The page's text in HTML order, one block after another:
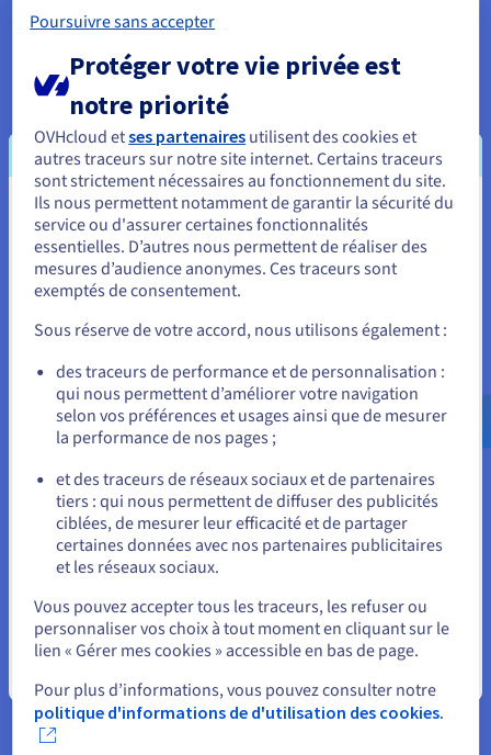
L’architecture présentée ci-dessus a été conçue
permettre une montée en charge efficace. Le choix
de Kubernetes s’est donc imposé naturellement.
En amont, un système de répartition DNS oriente
chaque requête vers l’infrastructure
géographiquement la plus proche. Par exemple,
une requête émise depuis l’Amérique du Nord sera
dirigée vers un cluster localisé à Beauharnois
(Canada), tandis qu’une requête en provenance
d’Europe sera traitée par un cluster localisé dans
cette région. Des règles de pondération
de répartir la charge entre les différents clusters.
L’infrastructure étant stateless, desbases de
données managéesviennent compléter les bases
hébergées sur serveurs physiques, administrées
par les équipes internes.
L’architectureKubernetes, de son côté, permet
une évolutivité horizontale automatique
(Horizontal Auto-scaling). Il est ainsi possible
d’ajouter dynamiquement des nœuds au sein des
clusters, selon les limites définies par la
configuration des
Enfin, des mécanismes de mise en cache intégrés
Vous semblez être localisé en États-
Unis.
Pour commander, rendez-vous sur le site de votre pays (États-
Allez sur le site États-Unis
us.ovhcloud.com/
Anglais USD - $
ou
Rester sur le site actuel
Sélectionner un autre site web
Poursuivre sans accepter
Protéger votre vie privée est
notre priorité
OVHcloud etses partenaires utilisent des cookies et
autres traceurs sur notre site internet. Certains traceurs
sont strictement nécessaires au fonctionnement du site.
Ils nous permettent notamment de garantir la sécurité du
service ou d'assurer certaines fonctionnalités
essentielles. D’autres nous permettent de réaliser des
mesures d’audience anonymes. Ces traceurs sont
exemptés de consentement.
Sous réserve de votre accord, nous utilisons également :
des traceurs de performance et de personnalisation :
qui nous permettent d’améliorer votre navigation
selon vos préférences et usages ainsi que de mesurer
la performance de nos pages ;
et des traceurs de réseaux sociaux et de partenaires
tiers : qui nous permettent de diffuser des publicités
ciblées, de mesurer leur efficacité et de partager
certaines données avec nos partenaires publicitaires
et les réseaux sociaux.
Vous pouvez accepter tous les traceurs, les refuser ou
personnaliser vos choix à tout moment en cliquant sur le
lien « Gérer mes cookies » accessible en bas de page.
Pour plus d’informations, vous pouvez consulter notre
politique d'informations de d'utilisation des cookies.